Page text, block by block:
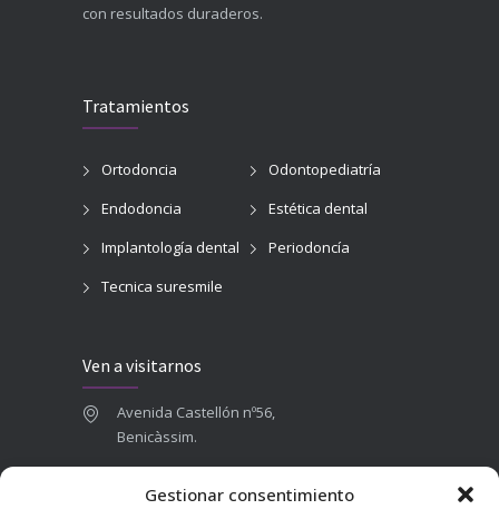
Gestionar consentimiento
con resultados duraderos.
Tratamientos
Ortodoncia
Odontopediatría
Endodoncia
Estética dental
Implantología dental
Periodoncía
Tecnica suresmile
Ven a visitarnos
Avenida Castellón nº56,
Benicàssim.
665 787 673